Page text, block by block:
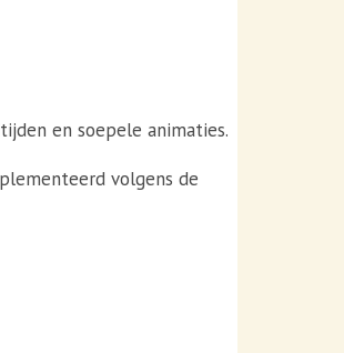
en soepele animaties.
volgens de